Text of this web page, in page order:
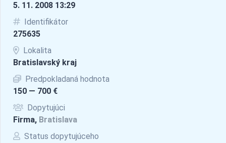
5. 11. 2008 13:29
Identifikátor
275635
Lokalita
Bratislavský kraj
Predpokladaná hodnota
150 — 700 €
Dopytujúci
Firma, Bratislava
Status dopytujúceho